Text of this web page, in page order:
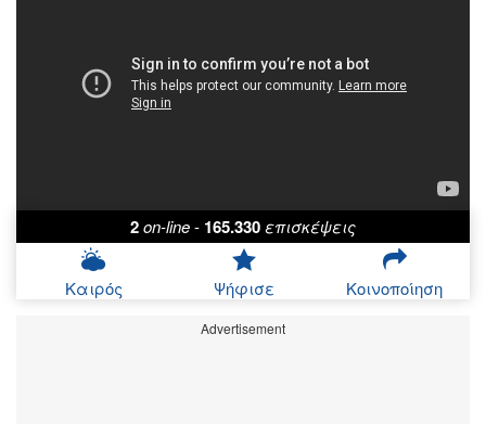
2on-line- 165.330επισκέψεις
Καιρός Ψήφισε Κοινοποίηση
Advertisement